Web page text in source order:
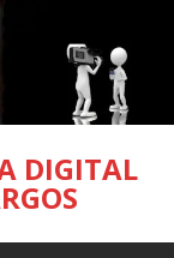
DIGITAL